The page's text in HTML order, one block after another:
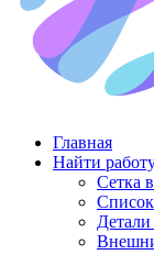
Главная
Найти
Сетка